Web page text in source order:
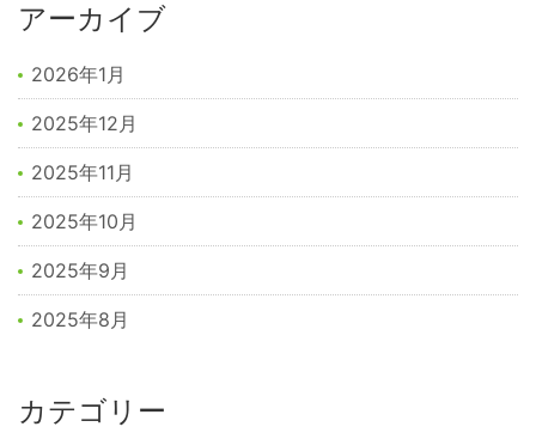
アーカイブ
2026年1月
2025年12月
2025年11月
2025年10月
2025年9月
2025年8月
カテゴリー